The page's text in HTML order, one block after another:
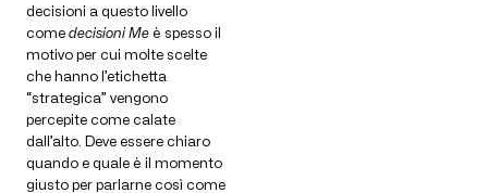
decisioni a questo livello
comedecisioni Me è spesso il
motivo per cui molte scelte
che hanno l’etichetta
“strategica” vengono
percepite come calate
dall’alto. Deve essere chiaro
quando e quale è il momento
giusto per parlarne così come